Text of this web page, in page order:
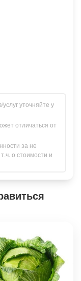
уточняйте у
отличаться от
за не
о стоимости и